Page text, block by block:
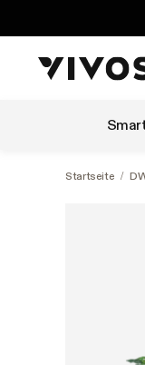
Startseite /